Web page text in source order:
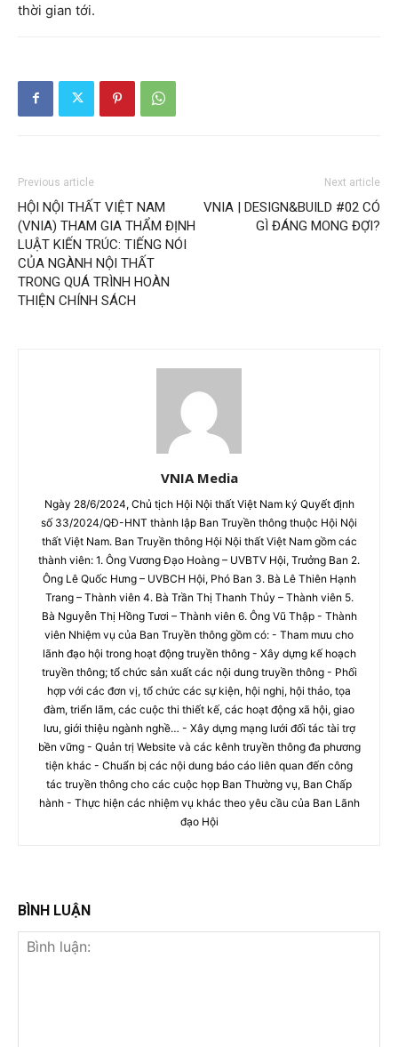
thời gian tới.
Previous article
HỘI NỘI THẤT VIỆT NAM
(VNIA) THAM GIA THẨM ĐỊNH
LUẬT KIẾN TRÚC: TIẾNG NÓI
CỦA NGÀNH NỘI THẤT
TRONG QUÁ TRÌNH HOÀN
THIỆN CHÍNH SÁCH
Next article
VNIA | DESIGN&BUILD #02 CÓ
GÌ ĐÁNG MONG ĐỢI?
VNIA Media
Ngày 28/6/2024, Chủ tịch Hội Nội thất Việt Nam ký Quyết định
số 33/2024/QĐ-HNT thành lập Ban Truyền thông thuộc Hội Nội
thất Việt Nam. Ban Truyền thông Hội Nội thất Việt Nam gồm các
thành viên: 1. Ông Vương Đạo Hoàng – UVBTV Hội, Trưởng Ban 2.
Ông Lê Quốc Hưng – UVBCH Hội, Phó Ban 3. Bà Lê Thiên Hạnh
Trang – Thành viên 4. Bà Trần Thị Thanh Thủy – Thành viên 5.
Bà Nguyễn Thị Hồng Tươi – Thành viên 6. Ông Vũ Thập - Thành
viên Nhiệm vụ của Ban Truyền thông gồm có: - Tham mưu cho
lãnh đạo hội trong hoạt động truyền thông - Xây dựng kế hoạch
truyền thông; tổ chức sản xuất các nội dung truyền thông - Phối
hợp với các đơn vị, tổ chức các sự kiện, hội nghị, hội thảo, tọa
đàm, triển lãm, các cuộc thi thiết kế, các hoạt động xã hội, giao
lưu, giới thiệu ngành nghề… - Xây dựng mạng lưới đối tác tài trợ
bền vững - Quản trị Website và các kênh truyền thông đa phương
tiện khác - Chuẩn bị các nội dung báo cáo liên quan đến công
tác truyền thông cho các cuộc họp Ban Thường vụ, Ban Chấp
hành - Thực hiện các nhiệm vụ khác theo yêu cầu của Ban Lãnh
đạo Hội
BÌNH LUẬN